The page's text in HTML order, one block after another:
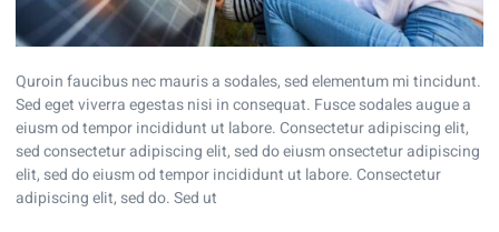
Quroin faucibus nec mauris a sodales, sed elementum mi tincidunt.
Sed eget viverra egestas nisi in consequat. Fusce sodales augue a
eiusm od tempor incididunt ut labore. Consectetur adipiscing elit,
sed consectetur adipiscing elit, sed do eiusm onsectetur adipiscing
elit, sed do eiusm od tempor incididunt ut labore. Consectetur
adipiscing elit, sed do. Sed ut